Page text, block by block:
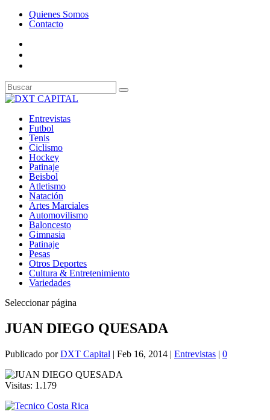
Quienes Somos
Contacto
Entrevistas
Futbol
Tenis
Ciclismo
Hockey
Patinaje
Beisbol
Atletismo
Natación
Artes Marciales
Automovilismo
Baloncesto
Gimnasia
Patinaje
Pesas
Otros Deportes
Cultura & Entretenimiento
Variedades
Seleccionar página
JUAN DIEGO QUESADA
Publicado porDXT Capital | Feb 16, 2014 | Entrevistas | 0
Visitas: 1.179